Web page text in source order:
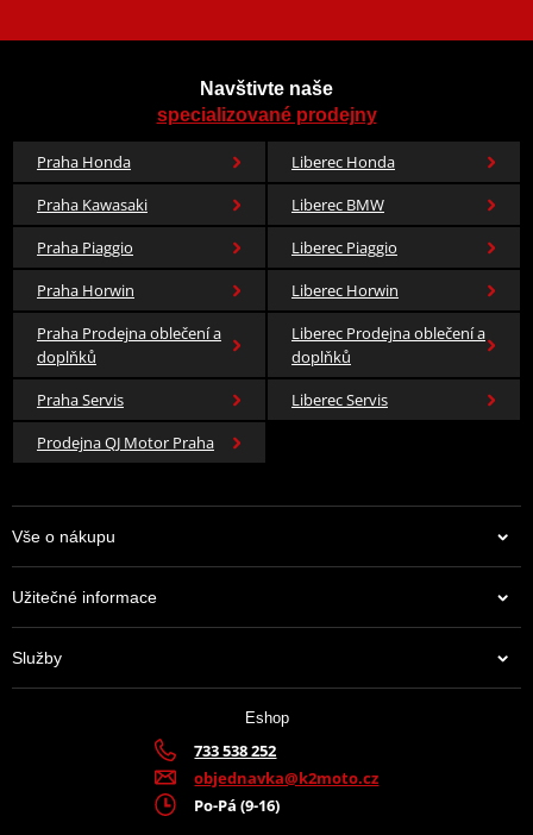
Navštivte naše
specializované prodejny
Praha Honda
Liberec Honda
Praha Kawasaki
Liberec BMW
Praha Piaggio
Liberec Piaggio
Praha Horwin
Liberec Horwin
Praha Prodejna oblečení a
doplňků
Liberec Prodejna oblečení a
doplňků
Praha Servis
Liberec Servis
Prodejna QJ Motor Praha
Vše o nákupu
Užitečné informace
Služby
Eshop
733 538 252
objednavka@k2moto.cz
Po-Pá (9-16)